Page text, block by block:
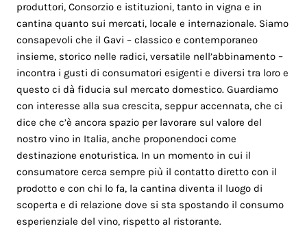
produttori, Consorzio e istituzioni, tanto in vigna e in
cantina quanto sui mercati, locale e internazionale. Siamo
consapevoli che il Gavi – classico e contemporaneo
insieme, storico nelle radici, versatile nell’abbinamento –
incontra i gusti di consumatori esigenti e diversi tra loro e
questo ci dà fiducia sul mercato domestico. Guardiamo
con interesse alla sua crescita, seppur accennata, che ci
dice che c’è ancora spazio per lavorare sul valore del
nostro vino in Italia, anche proponendoci come
destinazione enoturistica. In un momento in cui il
consumatore cerca sempre più il contatto diretto con il
prodotto e con chi lo fa, la cantina diventa il luogo di
scoperta e di relazione dove si sta spostando il consumo
esperienziale del vino, rispetto al ristorante.